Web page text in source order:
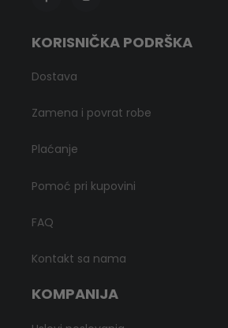
KORISNIČKA PODRŠKA
Dostava
Zamena i povrat robe
Plaćanje
Pomoć pri kupovini
FAQ
Kontakt sa nama
KOMPANIJA